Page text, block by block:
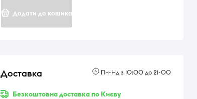
Додати до кошика
Доставка Пн-Нд з 10:00 до 21-00
Безкоштовна доставка по Києву